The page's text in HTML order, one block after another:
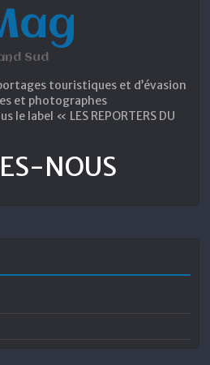
Sud
touristiques et d’évasion
et photographes
le label « LES REPORTERS DU
NOUS